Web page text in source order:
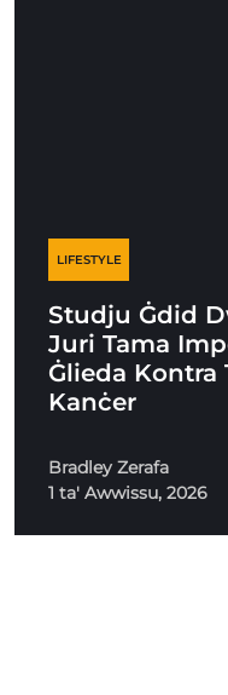
LIFESTYLE
Studju Ġdid
Juri Tama
Ġlieda Kontra
Kanċer
Bradley Zerafa
1 ta' Awwissu, 2026